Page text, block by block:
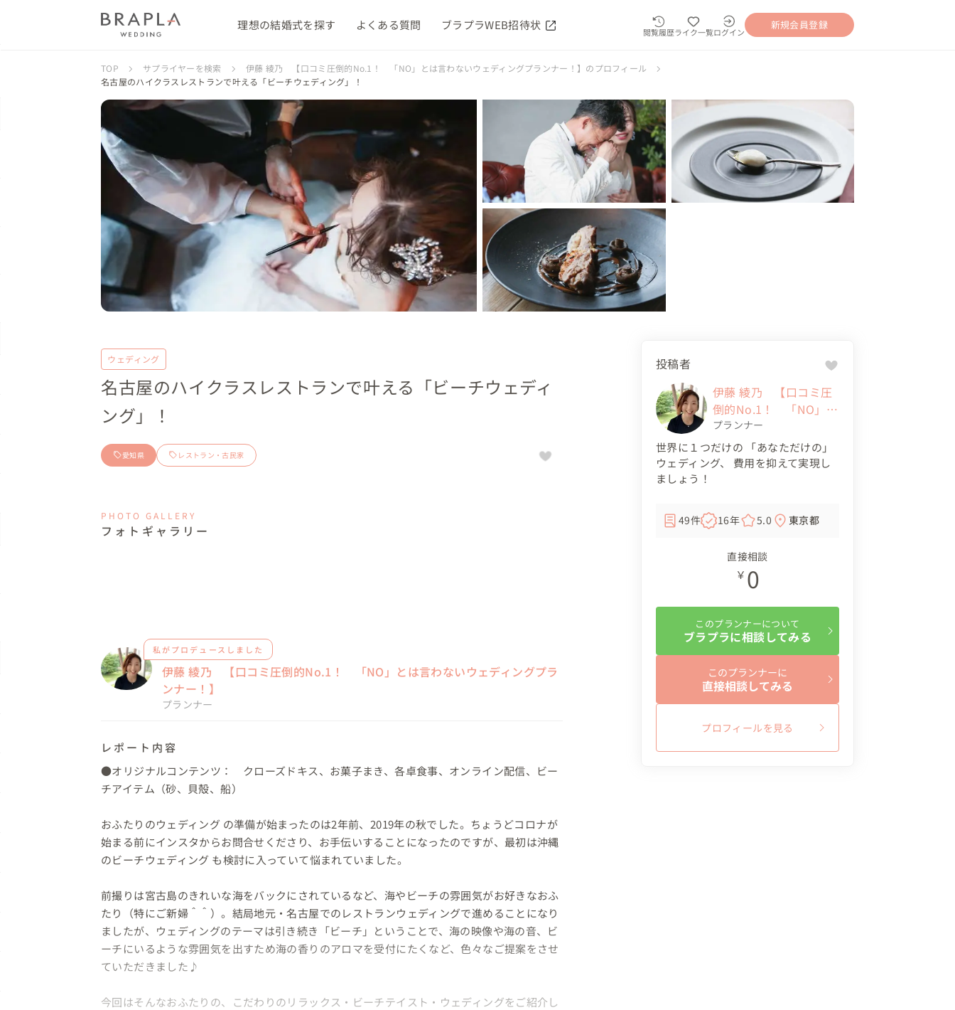
理想の結婚式を探す よくある質問 ブラプラWEB招待状 閲覧履歴ライク一覧ログイン
新規会員登録
TOP サプライヤーを検索
伊藤 綾乃 【口コミ圧倒的No.1！ 「NO」とは言わないウェディングプランナー！】のプロフィール
名古屋のハイクラスレストランで叶える「ビーチウェディング」！
ウェディング
名古屋のハイクラスレストランで叶える「ビーチウェディ
ング」！
愛知県 レストラン・古民家
PHOTO GALLERY
フォトギャラリー
私がプロデュースしました
伊藤 綾乃 【口コミ圧倒的No.1！ 「NO」とは言わないウェディングプラ
ンナー！】
プランナー
レポート内容
●オリジナルコンテンツ：　クローズドキス、お菓子まき、各卓食事、オンライン配信、ビー
チアイテム（砂、貝殻、船）
おふたりのウェディング の準備が始まったのは2年前、2019年の秋でした。ちょうどコロナが
始まる前にインスタからお問合せくださり、お手伝いすることになったのですが、最初は沖縄
のビーチウェディング も検討に入っていて悩まれていました。
前撮りは宮古島のきれいな海をバックにされているなど、海やビーチの雰囲気がお好きなおふ
たり（特にご新婦＾＾）。結局地元・名古屋でのレストランウェディングで進めることになり
ましたが、ウェディングのテーマは引き続き「ビーチ」ということで、海の映像や海の音、ビ
ーチにいるような雰囲気を出すため海の香りのアロマを受付にたくなど、色々なご提案をさせ
ていただきました♪
今回はそんなおふたりの、こだわりのリラックス・ビーチテイスト・ウェディングをご紹介し
投稿者
伊藤 綾乃 【口コミ圧
倒的No.1！ 「NO」と
は言わないウェディン
グプランナー！】
プランナー
世界に１つだけの 「あなただけの」
ウェディング、 費用を抑えて実現し
ましょう！
49件 16年 5.0 東京都
直接相談
￥ 0
このプランナーについて
ブラプラに相談してみる
このプランナーに
直接相談してみる
プロフィールを見る